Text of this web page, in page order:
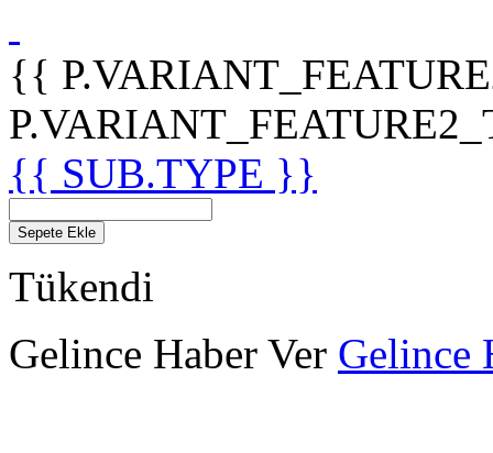
{{
{{ SUB.TYPE }}
Sepete Ekle
Tükendi
Gelince Haber Ver Gelince